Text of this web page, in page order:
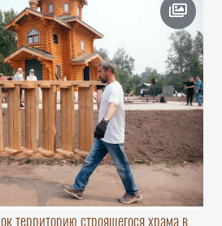
территорию строящегося храма в